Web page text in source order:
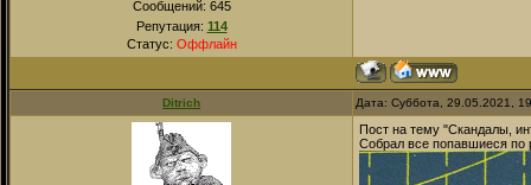
Сообщений: 645
Репутация: 114
Статус: Оффлайн
Ditrich Дата: Суббота, 29.05.2021,
Пост на тему "Скандалы,
Собрал все попавшиеся по